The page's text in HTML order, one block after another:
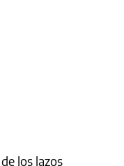
los lazos